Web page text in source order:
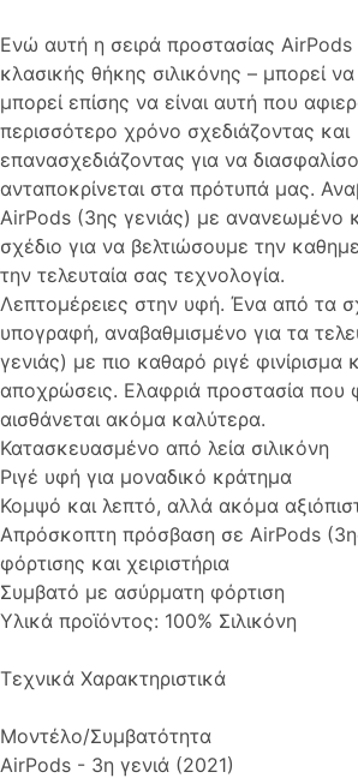
Ενώ αυτή η σειρά προστασίας AirPods
κλασικής θήκης σιλικόνης – μπορεί να
μπορεί επίσης να είναι αυτή που
περισσότερο χρόνο σχεδιάζοντας και
επανασχεδιάζοντας για να
ανταποκρίνεται στα πρότυπά μας.
AirPods (3ης γενιάς) με ανανεωμένο
σχέδιο για να βελτιώσουμε την
την τελευταία σας τεχνολογία.
Λεπτομέρειες στην υφή. Ένα από τα
υπογραφή, αναβαθμισμένο για τα
γενιάς) με πιο καθαρό ριγέ φινίρισμα
αποχρώσεις. Ελαφριά προστασία που
αισθάνεται ακόμα καλύτερα.
Κατασκευασμένο από λεία σιλικόνη
Ριγέ υφή για μοναδικό κράτημα
Κομψό και λεπτό, αλλά ακόμα
Απρόσκοπτη πρόσβαση σε AirPods
φόρτισης και χειριστήρια
Συμβατό με ασύρματη φόρτιση
Υλικά προϊόντος: 100% Σιλικόνη
Τεχνικά Χαρακτηριστικά
Μοντέλο/Συμβατότητα
AirPods - 3η γενιά (2021)